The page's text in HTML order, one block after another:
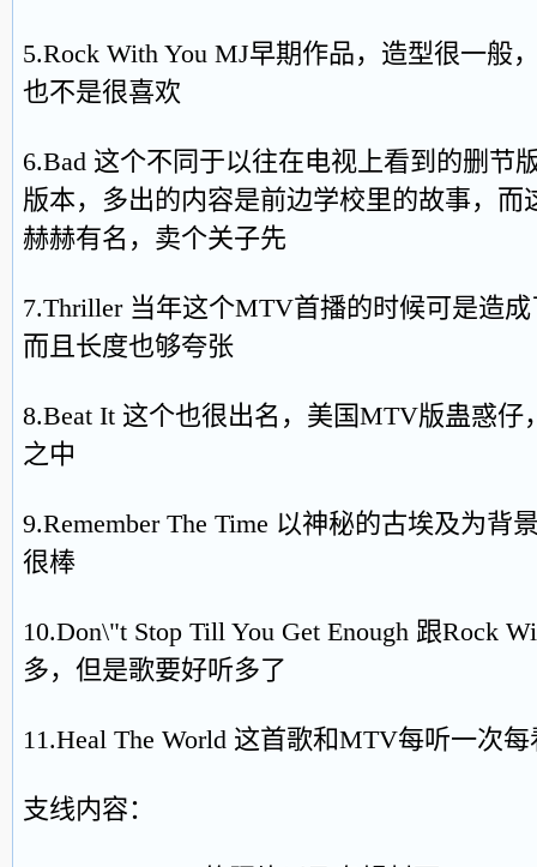
5.Rock With You MJ早期作品，造型很一般
也不是很喜欢
6.Bad 这个不同于以往在电视上看到的删节
版本，多出的内容是前边学校里的故事，
赫赫有名，卖个关子先
7.Thriller 当年这个MTV首播的时候可是造
而且长度也够夸张
8.Beat It 这个也很出名，美国MTV版蛊惑仔
之中
9.Remember The Time 以神秘的古埃及为背
很棒
10.Don\"t Stop Till You Get Enough 跟Rock
多，但是歌要好听多了
11.Heal The World 这首歌和MTV每听一次
支线内容：